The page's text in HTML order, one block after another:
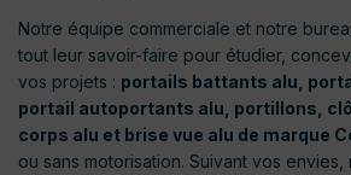
Notre équipe commerciale et notre
tout leur savoir-faire pour étudier,
vos projets : portails battants alu,
portail autoportants alu, portillons,
corps alu et brise vue alu de marque
ou sans motorisation. Suivant vos